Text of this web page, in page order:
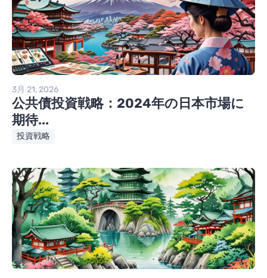
3月 21, 2026
公共債投資戦略：2024年の日本市場に
期待...
投資戦略